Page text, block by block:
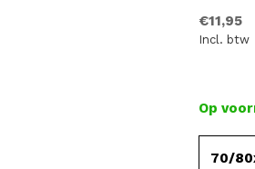
€11,95
Incl. btw
Op
70/